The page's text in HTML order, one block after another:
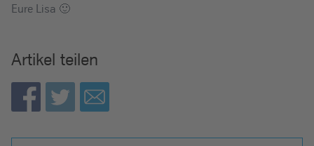
Eure Lisa 🙂
Artikel teilen